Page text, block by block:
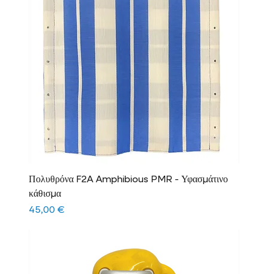
Πολυθρόνα F2A Amphibious PMR - Υφασμάτινο
κάθισμα
Τιμή
45,00 €